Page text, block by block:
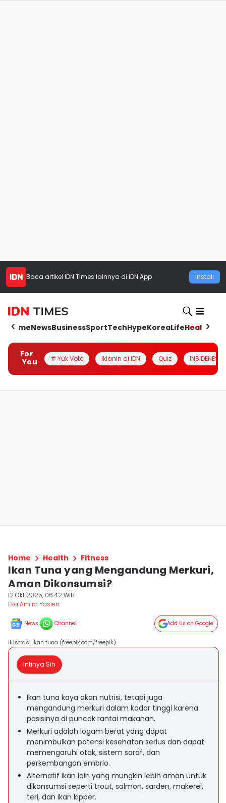
Baca artikel IDN Times lainnya di IDN App Install
HomeNewsBusinessSportTechHypeKoreaLifeHealth
For
You
# Yuk Vote Iklanin di IDN Quiz INSIDENESIA
Home Health Fitness
Ikan Tuna yang Mengandung Merkuri,
Aman Dikonsumsi?
12 Okt 2025, 06:42 WIB
Eka Amira Yasien
News Channel Add Us on Google
ilustrasi ikan tuna (freepik.com/freepik)
Intinya Sih
Ikan tuna kaya akan nutrisi, tetapi juga
mengandung merkuri dalam kadar tinggi karena
posisinya di puncak rantai makanan.
Merkuri adalah logam berat yang dapat
menimbulkan potensi kesehatan serius dan dapat
memengaruhi otak, sistem saraf, dan
perkembangan embrio.
Alternatif ikan lain yang mungkin lebih aman untuk
dikonsumsi seperti trout, salmon, sarden, makerel,
teri, dan ikan kipper.